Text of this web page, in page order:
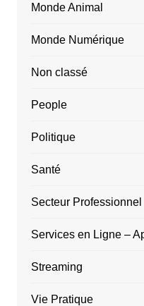
Monde Animal
Monde Numérique
Non classé
People
Politique
Santé
Secteur Professionnel
Services en Ligne –
Streaming
Vie Pratique